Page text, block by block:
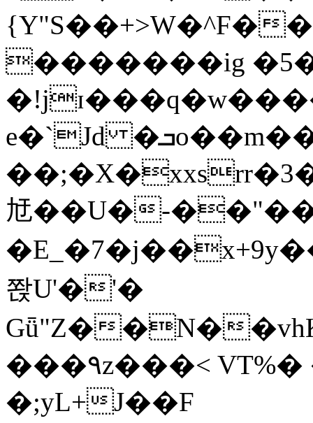
{Y"S��+>W�^F�
�������ig
e�`Jd �ܒo��m��1��d|
㝼��U�-
쫝U'�'�
Gǖ"Z��N�
���٩z���< VT%� �}z�XEu�<ं�Q!
�;yL+J��F